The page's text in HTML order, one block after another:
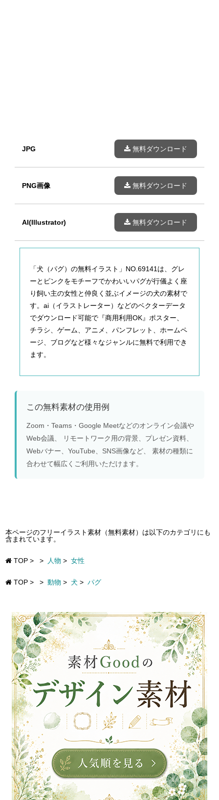
JPG 無料ダウンロード
PNG画像 無料ダウンロード
AI(Illustrator) 無料ダウンロード
「犬（パグ）の無料イラスト」NO.69141は、グレ
ーとピンクをモチーフでかわいいパグが行儀よく座
り飼い主の女性と仲良く並ぶイメージの犬の素材で
す。ai（イラストレーター）などのベクターデータ
でダウンロード可能で『商用利用OK』ポスター、
チラシ、ゲーム、アニメ、パンフレット、ホームペ
ージ、ブログなど様々なジャンルに無料で利用でき
ます。
この無料素材の使用例
Zoom・Teams・Google Meetなどのオンライン会議や
Web会議、 リモートワーク用の背景、プレゼン資料、
Webバナー、YouTube、SNS画像など、 素材の種類に
合わせて幅広くご利用いただけます。
本ページのフリーイラスト素材（無料素材）は以下のカテゴリにも
含まれています。
TOP > > 人物 > 女性
TOP > > 動物 > 犬 > パグ